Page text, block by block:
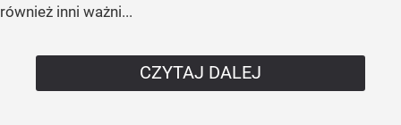
również inni ważni...
CZYTAJ DALEJ